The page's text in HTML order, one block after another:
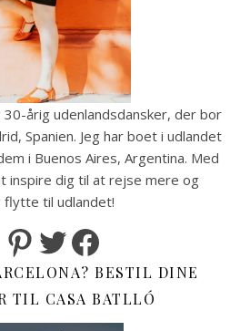
30-årig udenlandsdansker, der bor
Spanien. Jeg har boet i udlandet
i Buenos Aires, Argentina. Med
inspire dig til at rejse mere og
til udlandet!
PinterestTwitterFacebook
BESTIL DINE
TIL CASA BATLLÓ